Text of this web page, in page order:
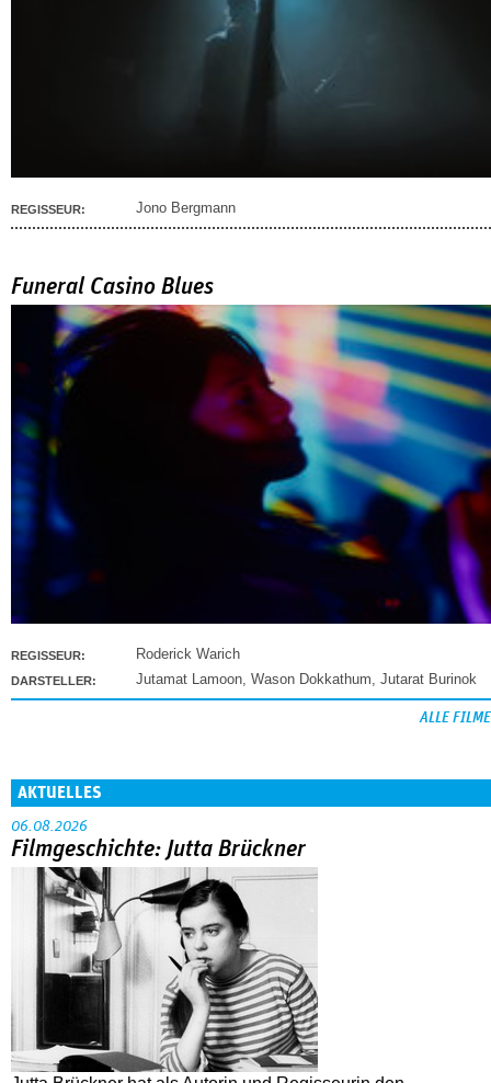
REGISSEUR: Jono Bergmann
Funeral Casino Blues
REGISSEUR: Roderick Warich
DARSTELLER: Jutamat Lamoon, Wason Dokkathum, Jutarat Burinok
ALLE FILME
AKTUELLES
06.08.2026
Filmgeschichte: Jutta Brückner